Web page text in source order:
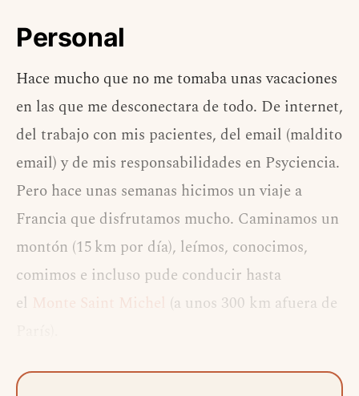
Personal
Hace mucho que no me tomaba unas vacaciones
en las que me desconectara de todo. De internet,
del trabajo con mis pacientes, del email (maldito
email) y de mis responsabilidades en Psyciencia.
Pero hace unas semanas hicimos un viaje a
Francia que disfrutamos mucho. Caminamos un
montón (15 km por día), leímos, conocimos,
comimos e incluso pude conducir hasta
el Monte Saint Michel (a unos 300 km afuera de